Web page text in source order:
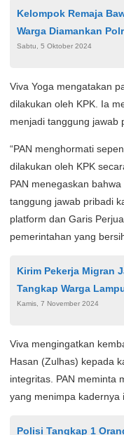
Kelompok Remaja
Warga Diamankan
Sabtu, 5 Oktober 2024
Viva Yoga mengatakan
dilakukan oleh KPK. Ia
menjadi tanggung jawab
“PAN menghormati
dilakukan oleh KPK
PAN menegaskan
tanggung jawab pribadi
platform dan Garis
pemerintahan yang
Kirim Pekerja Migran
Tangkap Warga
Kamis, 7 November 2024
Viva mengingatkan
Hasan (Zulhas) kepada
integritas. PAN meminta
yang menimpa kadernya
Polisi Tangkap 1